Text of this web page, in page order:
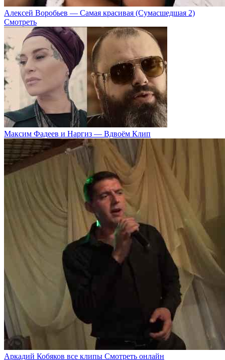
Алексей Воробьев — Самая красивая (Сумасшедшая 2)
Смотреть
Максим Фадеев и Наргиз — Вдвоём Клип
Аркадий Кобяков все клипы Смотреть онлайн